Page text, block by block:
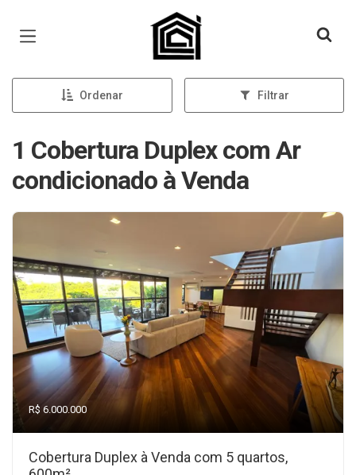
Página inicial
Ordenar Filtrar
1 Cobertura Duplex com Ar
condicionado à Venda
R$ 6.000.000
Cobertura Duplex à Venda com 5 quartos,